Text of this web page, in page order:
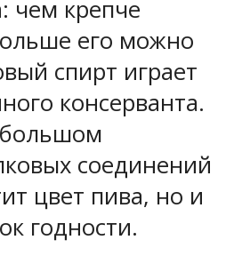
чем крепче
его можно
спирт играет
консерванта.
большом
соединений
цвет пива, но и
годности.